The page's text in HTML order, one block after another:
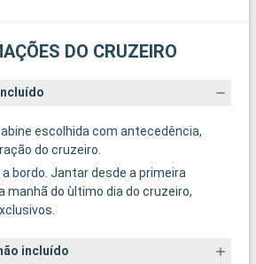
DO CRUZEIRO
escolhida com antecedência,
do cruzeiro.
bordo. Jantar desde a primeira
manhã do ùltimo dia do cruzeiro,
incluído